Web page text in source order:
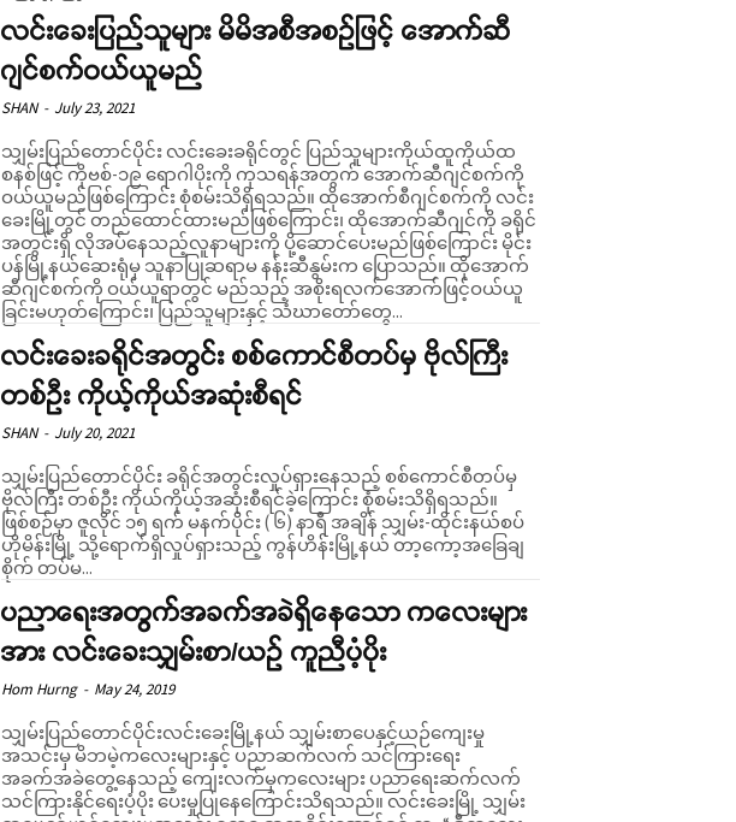
လင်းခေးပြည်သူများ မိမိအစီအစဉ်ဖြင့် အောက်ဆီ
ဂျင်စက်ဝယ်ယူမည်
SHAN - July 23, 2021
သျှမ်းပြည်တောင်ပိုင်း လင်းခေးခရိုင်တွင် ပြည်သူများကိုယ်ထူကိုယ်ထ
စနစ်ဖြင့် ကိုဗစ်-၁၉ ရောဂါပိုးကို ကုသရန်အတွက် အောက်ဆီဂျင်စက်ကို
ဝယ်ယူမည်ဖြစ်ကြောင်း စုံစမ်းသိရှိရသည်။ ထိုအောက်စီဂျင်စက်ကို လင်း
ခေးမြို့တွင် တည်ထောင်ထားမည်ဖြစ်ကြောင်း၊ ထိုအောက်ဆီဂျင်ကို ခရိုင်
အတွင်းရှိ လိုအပ်နေသည့်လူနာများကို ပို့ဆောင်ပေးမည်ဖြစ်ကြောင်း မိုင်း
ပန်မြို့နယ်ဆေးရုံမှ သူနာပြုဆရာမ နန်းဆီနွမ်းက ပြောသည်။ ထိုအောက်
ဆီဂျင်စက်ကို ဝယ်ယူရာတွင် မည်သည့် အစိုးရလက်အောက်ဖြင့်ဝယ်ယူ
ခြင်းမဟုတ်ကြောင်း၊ ပြည်သူများနှင့် သံဃာတော်တွေ...
လင်းခေးခရိုင်အတွင်း စစ်ကောင်စီတပ်မှ ဗိုလ်ကြီး
တစ်ဦး ကိုယ့်ကိုယ်အဆုံးစီရင်
SHAN - July 20, 2021
သျှမ်းပြည်တောင်ပိုင်း ခရိုင်အတွင်းလှုပ်ရှားနေသည့် စစ်ကောင်စီတပ်မှ
ဗိုလ်ကြီး တစ်ဦး ကိုယ်ကိုယ့်အဆုံးစီရင်ခဲ့ကြောင်း စုံစမ်းသိရှိရသည်။
ဖြစ်စဉ်မှာ ဇူလိုင် ၁၅ ရက် မနက်ပိုင်း ( ၆) နာရီ အချိန် သျှမ်း-ထိုင်းနယ်စပ်
ဟိုမိန်းမြို့ သို့ရောက်ရှိလှုပ်ရှားသည့် ကွန်ဟိန်းမြို့နယ် တာ့ကော့အခြေချ
စိုက် တပ်မ...
ပညာရေးအတွက်အခက်အခဲရှိနေသော ကလေးများ
အား လင်းခေးသျှမ်းစာ/ယဉ် ကူညီပံ့ပိုး
Hom Hurng - May 24, 2019
သျှမ်းပြည်တောင်ပိုင်းလင်းခေးမြို့နယ် သျှမ်းစာပေနှင့်ယဉ်ကျေးမှု
အသင်းမှ မိဘမဲ့ကလေးများနှင့် ပညာဆက်လက် သင်ကြားရေး
အခက်အခဲတွေ့နေသည့် ကျေးလက်မှကလေးများ ပညာရေးဆက်လက်
သင်ကြားနိုင်ရေးပံ့ပိုး ပေးမှုပြုနေကြောင်းသိရသည်။ လင်းခေးမြို့ သျှမ်း